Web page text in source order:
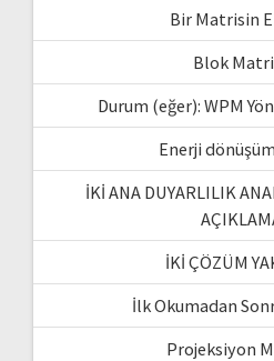
Bir Matrisin
Blok
Durum (eğer): WPM
Enerji
İKİ ANA DUYARLILIK
İKİ ÇÖZÜM
İlk Okumadan
Projeksiyon